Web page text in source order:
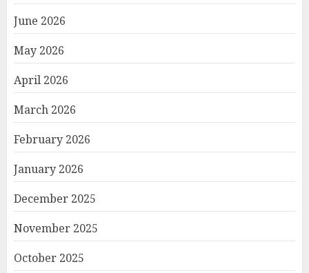
June 2026
May 2026
April 2026
March 2026
February 2026
January 2026
December 2025
November 2025
October 2025